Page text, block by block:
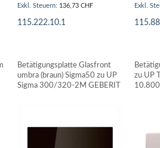
136,73 CHF
115.222.10.1
Betätigungsplatte Glasfront
umbra (braun) Sigma50 zu UP
Sigma 300/320-2M GEBERIT
zu UP